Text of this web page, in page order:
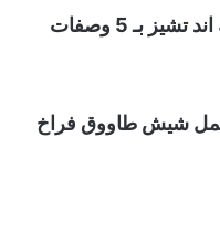
بـ 5 وصفات
شيش طاووق فراخ